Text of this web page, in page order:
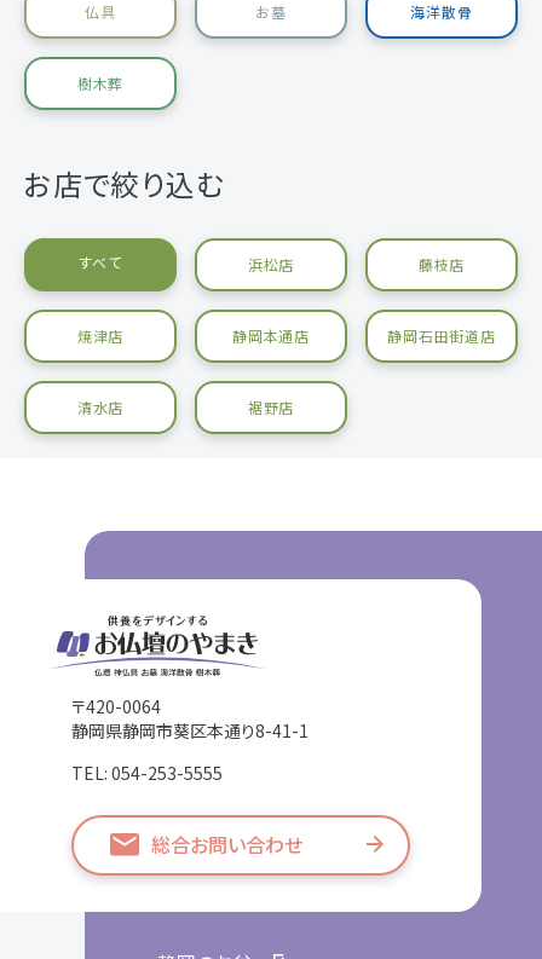
仏具 お墓 海洋散骨
樹木葬
お店で絞り込む
すべて 浜松店 藤枝店
焼津店 静岡本通店 静岡石田街道店
清水店 裾野店
〒420-0064
静岡県静岡市葵区本通り8-41-1
TEL: 054-253-5555
総合お問い合わせ